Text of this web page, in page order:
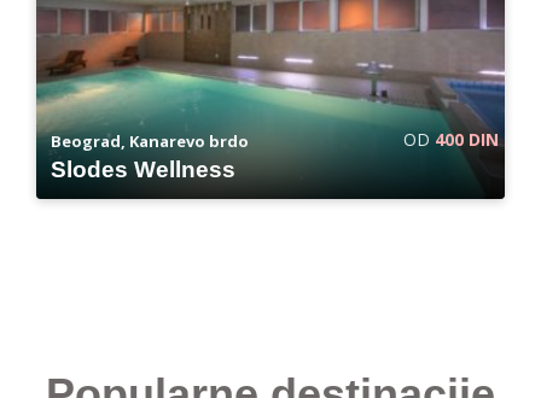
Beograd, Kanarevo brdo
Slodes Wellness
OD 400 DIN